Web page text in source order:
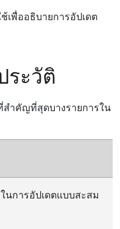
เพื่ออธิบายการอัปเดต
ระวัติ
สําคัญที่สุดบางรายการใน
นการอัปเดตแบบสะสม